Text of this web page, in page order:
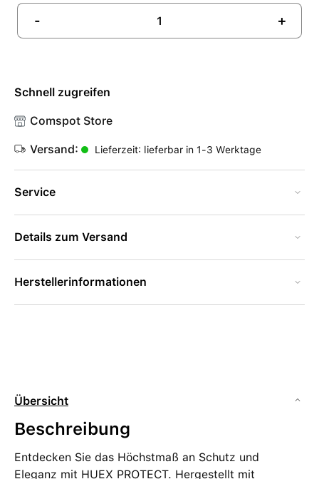
- +
Schnell zugreifen
Comspot Store
Versand: Lieferzeit: lieferbar in 1-3 Werktage
Service
Details zum Versand
Herstellerinformationen
Übersicht
Beschreibung
Entdecken Sie das Höchstmaß an Schutz und
Eleganz mit HUEX PROTECT. Hergestellt mit